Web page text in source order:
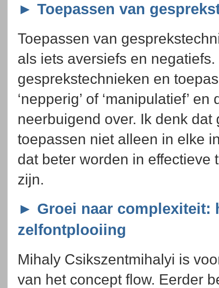
► Toepassen van
Toepassen van
als iets aversiefs en
gesprekstechnieken en
‘nepperig’ of ‘manipulatief’
neerbuigend over. Ik denk
toepassen niet alleen in elke
dat beter worden in effectieve
zijn.
► Groei naar complexiteit:
zelfontplooiing
Mihaly Csikszentmihalyi is
van het concept flow. Eerder